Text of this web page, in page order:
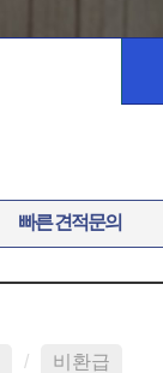
빠른 견적문의
/ 비환급